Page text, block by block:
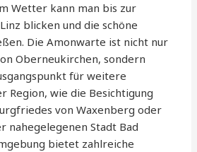
Wetter kann man bis zur
blicken und die schöne
Die Amonwarte ist nicht nur
Oberneukirchen, sondern
für weitere
Region, wie die Besichtigung
von Waxenberg oder
nahegelegenen Stadt Bad
bietet zahlreiche